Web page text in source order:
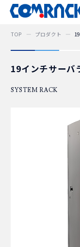
TOP プロダクト
19インチサーバ
SYSTEM RACK